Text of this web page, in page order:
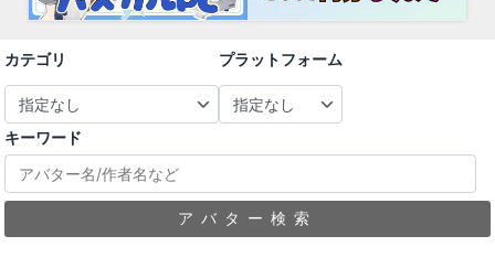
カテゴリ プラットフォーム
キーワード
アバター検索